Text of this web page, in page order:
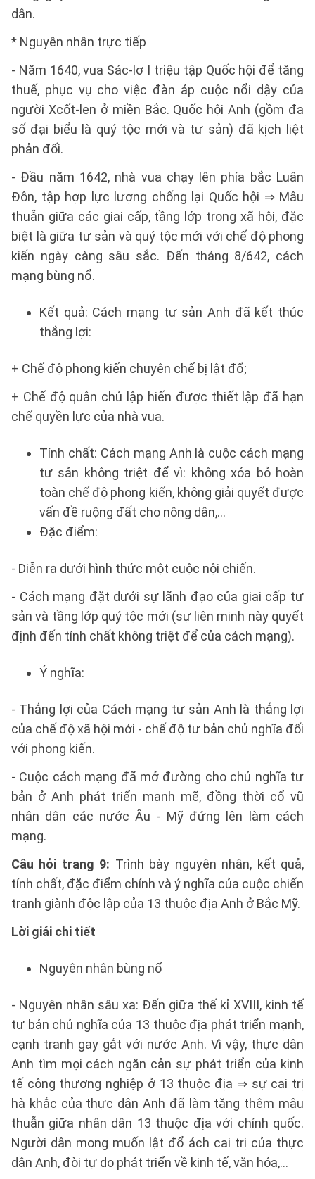
dân.
* Nguyên nhân trực tiếp
- Năm 1640, vua Sác-lơ I triệu tập Quốc hội để tăng
thuế, phục vụ cho việc đàn áp cuộc nổi dậy của
người Xcốt-len ở miền Bắc. Quốc hội Anh (gồm đa
số đại biểu là quý tộc mới và tư sản) đã kịch liệt
phản đối.
- Đầu năm 1642, nhà vua chạy lên phía bắc Luân
Đôn, tập hợp lực lượng chống lại Quốc hội ⇒ Mâu
thuẫn giữa các giai cấp, tầng lớp trong xã hội, đặc
biệt là giữa tư sản và quý tộc mới với chế độ phong
kiến ngày càng sâu sắc. Đến tháng 8/642, cách
mạng bùng nổ.
Kết quả: Cách mạng tư sản Anh đã kết thúc
thắng lợi:
+ Chế độ phong kiến chuyên chế bị lật đổ;
+ Chế độ quân chủ lập hiến được thiết lập đã hạn
chế quyền lực của nhà vua.
Tính chất: Cách mạng Anh là cuộc cách mạng
tư sản không triệt để vì: không xóa bỏ hoàn
toàn chế độ phong kiến, không giải quyết được
vấn đề ruộng đất cho nông dân,...
Đặc điểm:
- Diễn ra dưới hình thức một cuộc nội chiến.
- Cách mạng đặt dưới sự lãnh đạo của giai cấp tư
sản và tầng lớp quý tộc mới (sự liên minh này quyết
định đến tính chất không triệt để của cách mạng).
Ý nghĩa:
- Thắng lợi của Cách mạng tư sản Anh là thắng lợi
của chế độ xã hội mới - chế độ tư bản chủ nghĩa đối
với phong kiến.
- Cuộc cách mạng đã mở đường cho chủ nghĩa tư
bản ở Anh phát triển mạnh mẽ, đồng thời cổ vũ
nhân dân các nước Âu - Mỹ đứng lên làm cách
mạng.
Câu hỏi trang 9: Trình bày nguyên nhân, kết quả,
tính chất, đặc điểm chính và ý nghĩa của cuộc chiến
tranh giành độc lập của 13 thuộc địa Anh ở Bắc Mỹ.
Lời giải chi tiết
Nguyên nhân bùng nổ
- Nguyên nhân sâu xa: Đến giữa thế kỉ XVIII, kinh tế
tư bản chủ nghĩa của 13 thuộc địa phát triển mạnh,
cạnh tranh gay gắt với nước Anh. Vì vậy, thực dân
Anh tìm mọi cách ngăn cản sự phát triển của kinh
tế công thương nghiệp ở 13 thuộc địa ⇒ sự cai trị
hà khắc của thực dân Anh đã làm tăng thêm mâu
thuẫn giữa nhân dân 13 thuộc địa với chính quốc.
Người dân mong muốn lật đổ ách cai trị của thực
dân Anh, đòi tự do phát triển về kinh tế, văn hóa,...